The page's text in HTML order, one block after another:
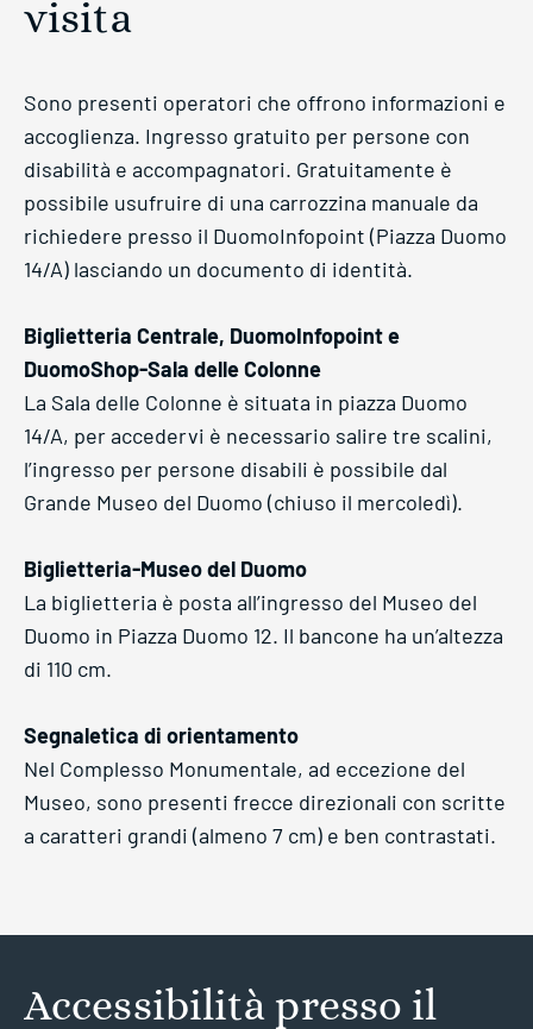
visita
Sono presenti operatori che offrono informazioni e
accoglienza. Ingresso gratuito per persone con
disabilità e accompagnatori. Gratuitamente è
possibile usufruire di una carrozzina manuale da
richiedere presso il DuomoInfopoint (Piazza Duomo
14/A) lasciando un documento di identità.
Biglietteria Centrale, DuomoInfopoint e
DuomoShop-Sala delle Colonne
La Sala delle Colonne è situata in piazza Duomo
14/A, per accedervi è necessario salire tre scalini,
l’ingresso per persone disabili è possibile dal
Grande Museo del Duomo (chiuso il mercoledì).
Biglietteria-Museo del Duomo
La biglietteria è posta all’ingresso del Museo del
Duomo in Piazza Duomo 12. Il bancone ha un’altezza
di 110 cm.
Segnaletica di orientamento
Nel Complesso Monumentale, ad eccezione del
Museo, sono presenti frecce direzionali con scritte
a caratteri grandi (almeno 7 cm) e ben contrastati.
Accessibilità presso il